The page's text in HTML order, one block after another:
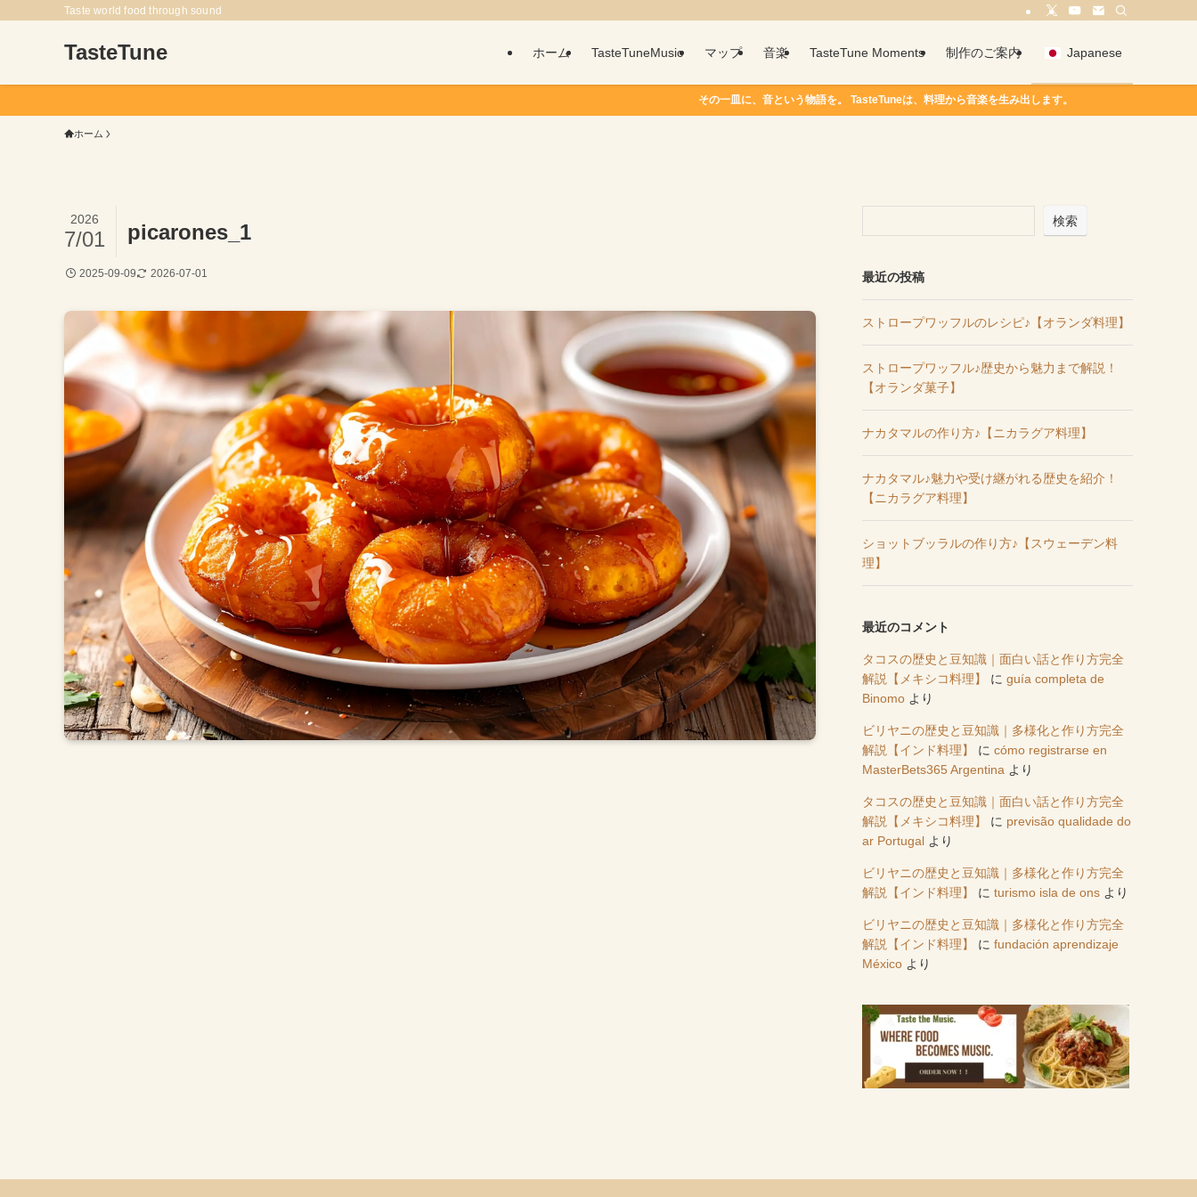
Taste world food through sound
TasteTune ホーム TasteTuneMusic マップ 音楽 TasteTune Moments 制作のご案内 Japanese
その一皿に、音という物語を。 TasteTuneは、料理から音楽を生み出します。
ホーム
picarones_1
2026
7/01
2025-09-09 2026-07-01
検索
最近の投稿
ストロープワッフルのレシピ♪【オランダ料理】
ストロープワッフル♪歴史から魅力まで解説！
【オランダ菓子】
ナカタマルの作り方♪【ニカラグア料理】
ナカタマル♪魅力や受け継がれる歴史を紹介！
【ニカラグア料理】
ショットブッラルの作り方♪【スウェーデン料
理】
最近のコメント
タコスの歴史と豆知識｜面白い話と作り方完全
解説【メキシコ料理】
に guía completa de
Binomo より
ビリヤニの歴史と豆知識｜多様化と作り方完全
解説【インド料理】
に cómo registrarse en
MasterBets365 Argentina より
タコスの歴史と豆知識｜面白い話と作り方完全
解説【メキシコ料理】
に previsão qualidade do
ar Portugal より
ビリヤニの歴史と豆知識｜多様化と作り方完全
解説【インド料理】
に turismo isla de ons より
ビリヤニの歴史と豆知識｜多様化と作り方完全
解説【インド料理】
に fundación aprendizaje
México より